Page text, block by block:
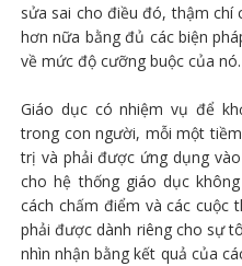
sửa sai cho điều đó, thậm chí
hơn nữa bằng đủ các biện
về mức độ cưỡng buộc của nó.
Giáo dục có nhiệm vụ để
trong con người, mỗi một
trị và phải được ứng dụng
cho hệ thống giáo dục
cách chấm điểm và các cuộc
phải được dành riêng cho sự
nhìn nhận bằng kết quả của